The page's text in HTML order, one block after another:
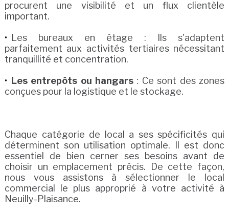
procurent une visibilité et un flux clientèle
important.
Les bureaux en étage : Ils s'adaptent
parfaitement aux activités tertiaires nécessitant
tranquillité et concentration.
Les entrepôts ou hangars : Ce sont des zones
conçues pour la logistique et le stockage.
Chaque catégorie de local a ses spécificités qui
déterminent son utilisation optimale. Il est donc
essentiel de bien cerner ses besoins avant de
choisir un emplacement précis. De cette façon,
nous vous assistons à sélectionner le local
commercial le plus approprié à votre activité à
Neuilly-Plaisance.